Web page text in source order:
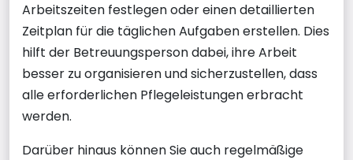
Arbeitszeiten festlegen oder einen detaillierten
Zeitplan für die täglichen Aufgaben erstellen. Dies
hilft der Betreuungsperson dabei, ihre Arbeit
besser zu organisieren und sicherzustellen, dass
alle erforderlichen Pflegeleistungen erbracht
werden.
Darüber hinaus können Sie auch regelmäßige